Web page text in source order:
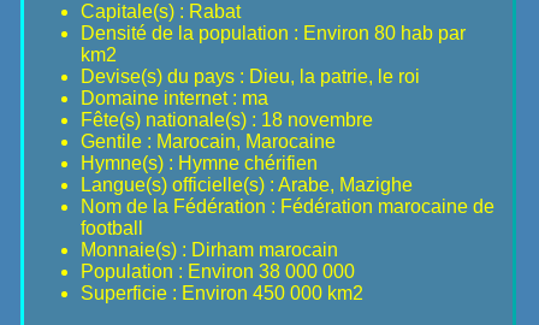
Capitale(s) : Rabat
Densité de la population : Environ 80 hab par
km2
Devise(s) du pays : Dieu, la patrie, le roi
Domaine internet : ma
Fête(s) nationale(s) : 18 novembre
Gentile : Marocain, Marocaine
Hymne(s) : Hymne chérifien
Langue(s) officielle(s) : Arabe, Mazighe
Nom de la Fédération : Fédération marocaine de
football
Monnaie(s) : Dirham marocain
Population : Environ 38 000 000
Superficie : Environ 450 000 km2